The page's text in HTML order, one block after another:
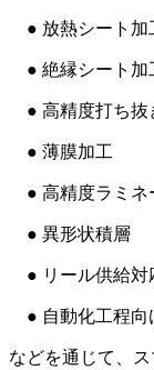
● 放熱シート加
● 絶縁シート加
● 高精度打ち抜
● 薄膜加工
● 高精度ラミネ
● 異形状積層
● リール供給対
● 自動化工程向
などを通じて、